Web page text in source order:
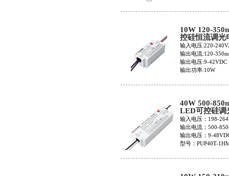
10W 120-
控硅恒流调光
PUP10T-
输入电压:220-
输出电流:120-
输出电压:9-42VDC
输出功率:10W
40W 500-
LED可控硅调
PUP40T-
输入电压：198-
输出电流：500-
输出电压：9-
型号：PUP40T-